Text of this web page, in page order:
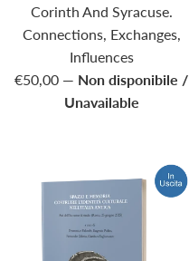
Corinth And Syracuse.
Connections, Exchanges,
Influences
€50,00 — Non disponibile /
Unavailable